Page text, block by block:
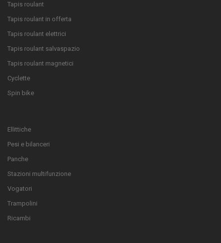
Tapis roulant
Tapis roulant in offerta
Tapis roulant elettrici
Tapis roulant salvaspazio
Tapis roulant magnetici
Cyclette
Spin bike
Ellittiche
Pesi e bilanceri
Panche
Stazioni multifunzione
Vogatori
Trampolini
Ricambi